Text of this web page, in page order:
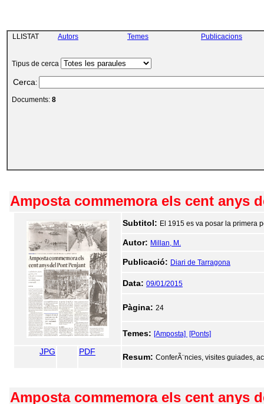
LLISTAT Autors Temes Publicacions
Tipus de cerca
Cerca:
Documents: 8
Amposta commemora els cent anys
Subtitol: El 1915 es va posar la primera
Autor: Millan, M.
Publicació: Diari de Tarragona
Data: 09/01/2015
Pàgina: 24
Temes: [Amposta] [Ponts]
JPG PDF
Resum: ConferÃ¨ncies, visites guiades,
Amposta commemora els cent anys